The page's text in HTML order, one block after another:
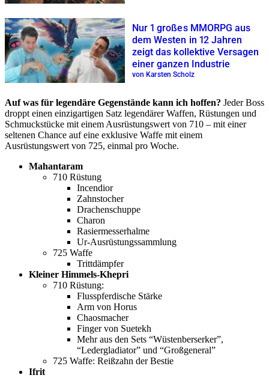
Nur 1 großes MMORPG aus
dem Westen in 12 Jahren
zeigt das kollektive Versagen
einer ganzen Industrie
von Karsten Scholz
Auf was für legendäre Gegenstände kann ich hoffen? Jeder Boss
droppt einen einzigartigen Satz legendärer Waffen, Rüstungen und
Schmuckstücke mit einem Ausrüstungswert von 710 – mit einer
seltenen Chance auf eine exklusive Waffe mit einem
Ausrüstungswert von 725, einmal pro Woche.
Mahantaram
710 Rüstung
Incendior
Zahnstocher
Drachenschuppe
Charon
Rasiermesserhalme
Ur-Ausrüstungssammlung
725 Waffe
Trittdämpfer
Kleiner Himmels-Khepri
710 Rüstung:
Flusspferdische Stärke
Arm von Horus
Chaosmacher
Finger von Suetekh
Mehr aus den Sets “Wüstenberserker”,
“Ledergladiator” und “Großgeneral”
725 Waffe: Reißzahn der Bestie
Ifrit